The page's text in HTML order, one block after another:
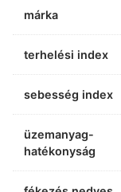
márka
terhelési index
sebesség index
üzemanyag-
hatékonyság